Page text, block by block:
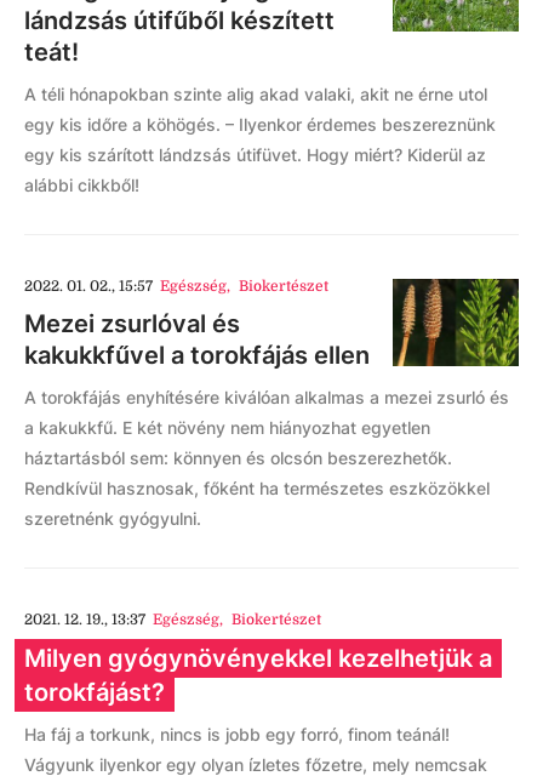
lándzsás útifűből készített
teát!
A téli hónapokban szinte alig akad valaki, akit ne érne utol
egy kis időre a köhögés. – Ilyenkor érdemes beszereznünk
egy kis szárított lándzsás útifüvet. Hogy miért? Kiderül az
alábbi cikkből!
2022. 01. 02., 15:57 Egészség, Biokertészet
Mezei zsurlóval és
kakukkfűvel a torokfájás ellen
A torokfájás enyhítésére kiválóan alkalmas a mezei zsurló és
a kakukkfű. E két növény nem hiányozhat egyetlen
háztartásból sem: könnyen és olcsón beszerezhetők.
Rendkívül hasznosak, főként ha természetes eszközökkel
szeretnénk gyógyulni.
2021. 12. 19., 13:37 Egészség, Biokertészet
Milyen gyógynövényekkel kezelhetjük a
torokfájást?
Ha fáj a torkunk, nincs is jobb egy forró, finom teánál!
Vágyunk ilyenkor egy olyan ízletes főzetre, mely nemcsak